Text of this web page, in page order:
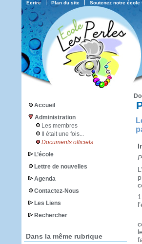
Soutenez notre école
Plan du site
Ecrire
Accueil
Administration
Les membres
Il était une fois...
Documents officiels
L’école
Lettre de nouvelles
Agenda
Contactez-Nous
Les Liens
Rechercher
Dans la même rubrique